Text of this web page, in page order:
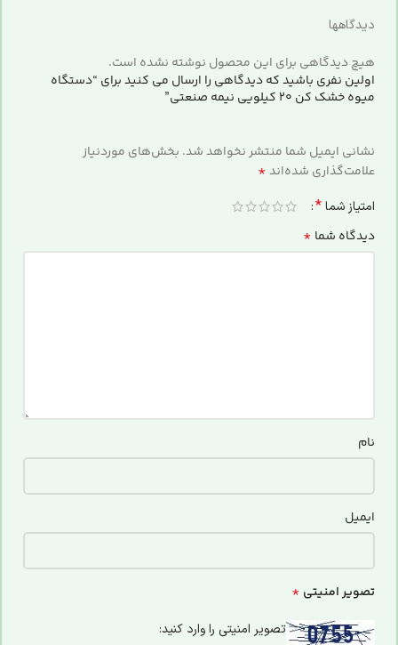
دیدگاهها
هیچ دیدگاهی برای این محصول نوشته نشده است.
اولین نفری باشید که دیدگاهی را ارسال می کنید برای “دستگاه
میوه خشک کن ۲۰ کیلویی نیمه صنعتی”
نشانی ایمیل شما منتشر نخواهد شد. بخش‌های موردنیاز
علامت‌گذاری شده‌اند*
امتیاز شما*
دیدگاه شما *
نام
ایمیل
تصویر امنیتی *
تصویر امنیتی را وارد کنید: